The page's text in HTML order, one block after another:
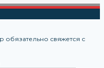
обязательно свяжется с